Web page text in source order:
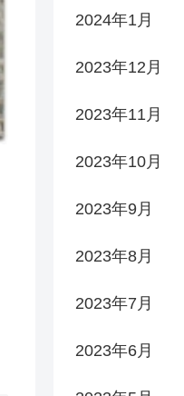
2024年1月
2023年12月
2023年11月
2023年10月
2023年9月
2023年8月
2023年7月
2023年6月